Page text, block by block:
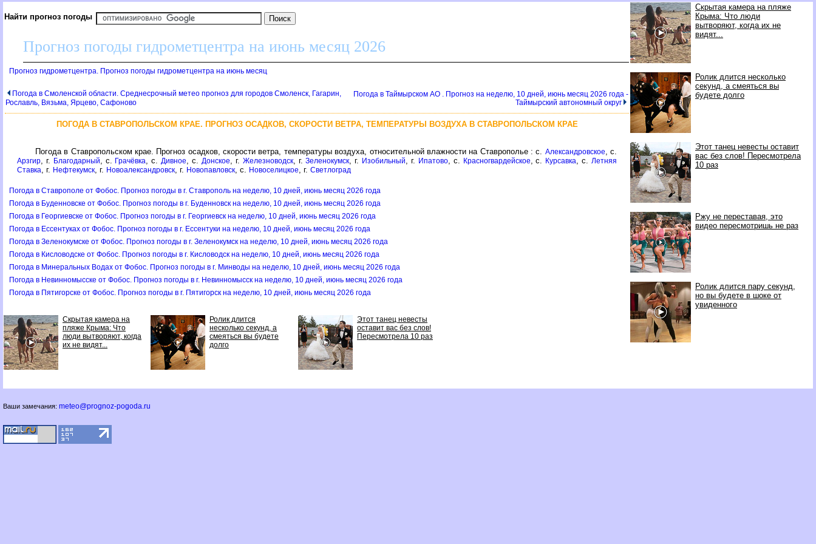
Найти прогноз погоды
Скрытая камера на пляже
Крыма: Что люди
вытворяют, когда их не
видят...
Ролик длится несколько
секунд, а смеяться вы
будете долго
Этот танец невесты оставит
вас без слов! Пересмотрела
10 раз
Ржу не переставая, это
видео пересмотришь не раз
Ролик длится пару секунд,
но вы будете в шоке от
увиденного
Прогноз погоды гидрометцентра на июнь месяц 2026
Прогноз гидрометцентра. Прогноз погоды гидрометцентра на июнь месяц
Погода в Смоленской области. Среднесрочный метео прогноз для городов Смоленск, Гагарин,
Рославль, Вязьма, Ярцево, Сафоново
Погода в Таймырском АО . Прогноз на неделю, 10 дней, июнь месяц 2026 года -
Таймырский автономный округ
ПОГОДА В СТАВРОПОЛЬСКОМ КРАЕ. ПРОГНОЗ ОСАДКОВ, СКОРОСТИ ВЕТРА, ТЕМПЕРАТУРЫ ВОЗДУХА В СТАВРОПОЛЬСКОМ КРАЕ
Погода в Ставропольском крае. Прогноз осадков, скорости ветра, температуры воздуха, относительной влажности на Ставрополье : с. Александровское , с.
Арзгир , г. Благодарный , с. Грачёвка , с. Дивное , с. Донское , г. Железноводск, г.Зеленокумск , г. Изобильный , г. Ипатово, с. Красногвардейское , с. Курсавка , с.
Летняя
Ставка
, г. Нефтекумск , г. Новоалександровск , г. Новопавловск , с. Новоселицкое , г. Светлоград
Погода в Ставрополе от Фобос. Прогноз погоды в г. Ставрополь на неделю, 10 дней, июнь месяц 2026 года
Погода в Буденновске от Фобос. Прогноз погоды в г. Буденновск на неделю, 10 дней, июнь месяц 2026 года
Погода в Георгиевске от Фобос. Прогноз погоды в г. Георгиевск на неделю, 10 дней, июнь месяц 2026 года
Погода в Ессентуках от Фобос. Прогноз погоды в г. Ессентуки на неделю, 10 дней, июнь месяц 2026 года
Погода в Зеленокумске от Фобос. Прогноз погоды в г. Зеленокумск на неделю, 10 дней, июнь месяц 2026 года
Погода в Кисловодске от Фобос. Прогноз погоды в г. Кисловодск на неделю, 10 дней, июнь месяц 2026 года
Погода в Минеральных Водах от Фобос. Прогноз погоды в г. Минводы на неделю, 10 дней, июнь месяц 2026 года
Погода в Невинномысске от Фобос. Прогноз погоды в г. Невинномысск на неделю, 10 дней, июнь месяц 2026 года
Погода в Пятигорске от Фобос. Прогноз погоды в г. Пятигорск на неделю, 10 дней, июнь месяц 2026 года
Скрытая камера на
пляже Крыма: Что
люди вытворяют, когда
их не видят...
Ролик длится
несколько секунд, а
смеяться вы будете
долго
Этот танец невесты
оставит вас без слов!
Пересмотрела 10 раз
Ваши замечания: meteo@prognoz-pogoda.ru